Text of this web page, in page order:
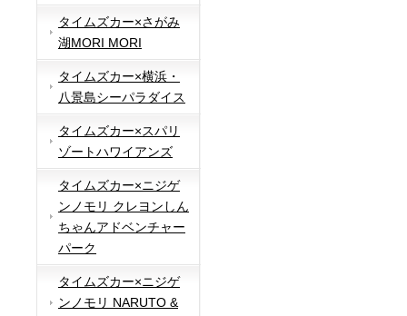
タイムズカー×さがみ
湖MORI MORI
タイムズカー×横浜・
八景島シーパラダイス
タイムズカー×スパリ
ゾートハワイアンズ
タイムズカー×ニジゲ
ンノモリ クレヨンしん
ちゃんアドベンチャー
パーク
タイムズカー×ニジゲ
ンノモリ NARUTO &